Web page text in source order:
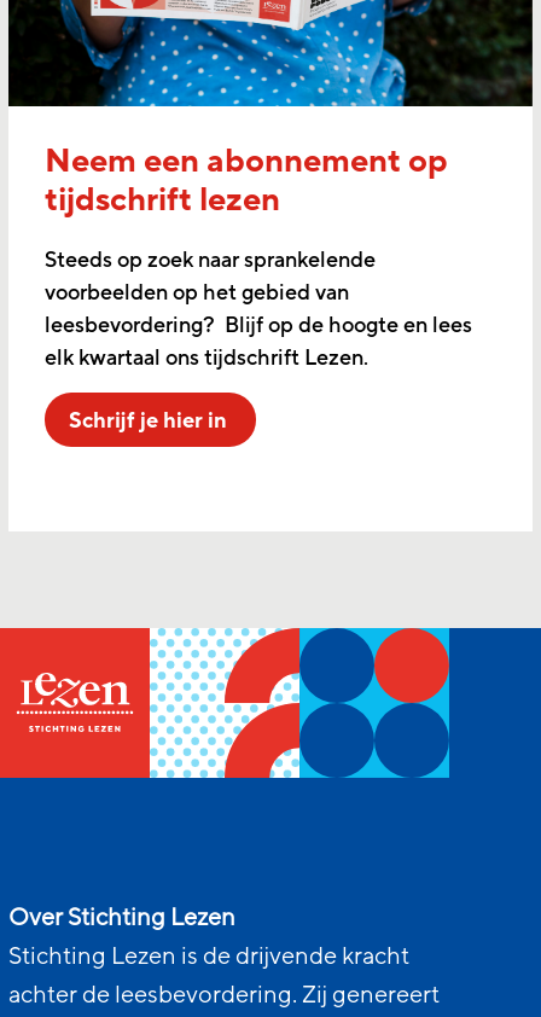
Neem een abonnement op
tijdschrift lezen
Steeds op zoek naar sprankelende
voorbeelden op het gebied van
leesbevordering? Blijf op de hoogte en lees
elk kwartaal ons tijdschrift Lezen.
Schrijf je hier in
Over Stichting Lezen
Stichting Lezen is de drijvende kracht
achter de leesbevordering. Zij genereert